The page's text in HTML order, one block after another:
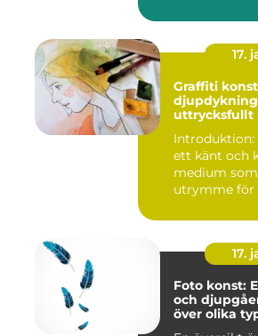
17.
Graffiti
uttrycksfullt
Introduktion:
ett känt och
medium
utrymme för
17.
Foto konst:
och
över olika